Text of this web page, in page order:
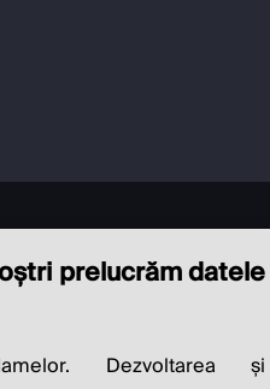
prelucrăm datele
Dezvoltarea și